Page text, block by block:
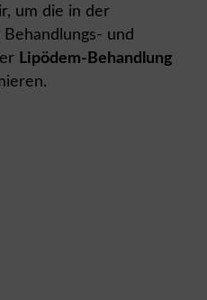
um die in der
und
Lipödem-Behandlung